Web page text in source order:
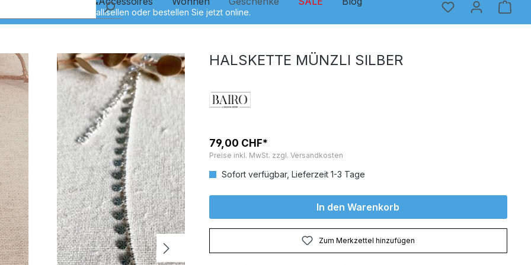
HALSKETTE MÜNZLI SILBER
79,00 CHF*
Preise inkl. MwSt. zzgl. Versandkosten
Sofort verfügbar, Lieferzeit 1-3 Tage
In den Warenkorb
Zum Merkzettel hinzufügen